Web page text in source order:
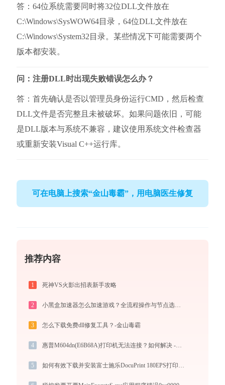
答：64位系统需要同时将32位DLL文件放在
C:\Windows\SysWOW64目录，64位DLL文件放在
C:\Windows\System32目录。某些情况下可能需要两个
版本都安装。
问：注册DLL时出现失败错误怎么办？
答：首先确认是否以管理员身份运行CMD，然后检查
DLL文件是否完整且未被破坏。如果问题依旧，可能
是DLL版本与系统不兼容，建议使用系统文件检查器
或重新安装Visual C++运行库。
可在电脑上搜索“金山毒霸”，用电脑医生修复
推荐内容
1 死神VS火影出招表新手攻略
2 小黑盒加速器怎么加速游戏？全流程操作与节点选择指南
3 怎么下载免费dll修复工具？-金山毒霸
4 惠普M604dn(E6B68A)打印机无法连接？如何解决 -金山毒霸
5